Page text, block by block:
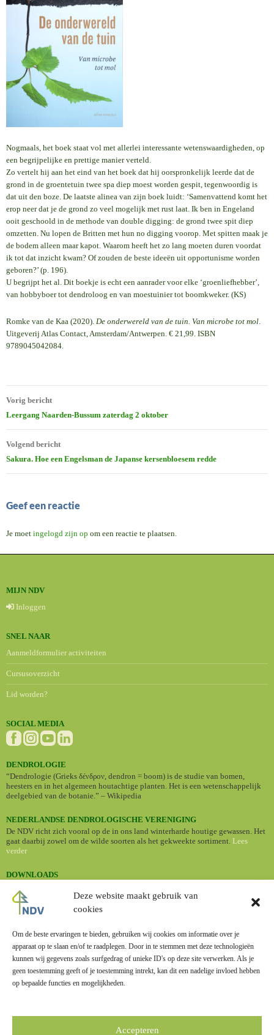
Deze website maakt gebruik van
cookies
Om de beste ervaringen te bieden, gebruiken wij cookies om informatie over je
apparaat op te slaan en/of te raadplegen. Door in te stemmen met deze technologieën
kunnen wij gegevens zoals surfgedrag of unieke ID's op deze site verwerken. Als je
geen toestemming geeft of je toestemming intrekt, kan dit een nadelige invloed hebben
op bepaalde functies en mogelijkheden.
Accepteren
Nogmaals, het boek staat vol met allerlei interessante wetenswaardigheden, op
een begrijpelijke en prettige manier verteld.
Zo vertelt hij aan het eind van het boek dat hij oorspronkelijk leerde dat de
grond in de groentetuin twee spa diep moest worden gespit, tegenwoordig is
dat uit den boze. De laatste alinea van zijn boek luidt: ‘Samenvattend komt het
erop neer dat je de grond zo veel mogelijk met rust laat. Ik ben in Engeland
ooit geschoold in de methode van double digging: de grond twee spit diep
omzetten. Nu lopen de Britten met hun no digging voorop. Met spitten maak je
de bodem alleen maar kapot. Waarom heeft het zo lang moeten duren voordat
ik tot dat inzicht kwam? Of zouden de beste ideeën uit opportunisme worden
geboren?’ (p. 196).
U begrijpt het al. Dit boekje is echt een aanrader voor elke ‘groenliefhebber’,
van hobbyboer tot dendroloog en van moestuinier tot boomkweker. (KS)
Romke van de Kaa (2020). De onderwereld van de tuin. Van microbe tot mol.
Uitgeverij Atlas Contact, Amsterdam/Antwerpen. € 21,99. ISBN
9789045042084.
Bericht
navigatie
Vorig bericht
Leergang Naarden-Bussum zaterdag 2 oktober
Volgend bericht
Sakura. Hoe een Engelsman de Japanse kersenbloesem redde
Geef een reactie
Je moet ingelogd zijn op om een reactie te plaatsen.
MIJN NDV
Inloggen
SNEL NAAR
Aanmeldformulier activiteiten
Cursusoverzicht
Lid worden?
SOCIAL MEDIA
DENDROLOGIE
“Dendrologie (Grieks δένδρον, dendron = boom) is de studie van bomen,
heesters en in het algemeen houtachtige planten. Het is een wetenschappelijk
deelgebied van de botanie.” – Wikipedia
NEDERLANDSE DENDROLOGISCHE VERENIGING
De NDV richt zich vooral op de in ons land winterharde houtige gewassen. Het
gaat daarbij zowel om de wilde soorten als het gekweekte sortiment. Lees
verder
DOWNLOADS
BOMENBIEB
boomsoorten.